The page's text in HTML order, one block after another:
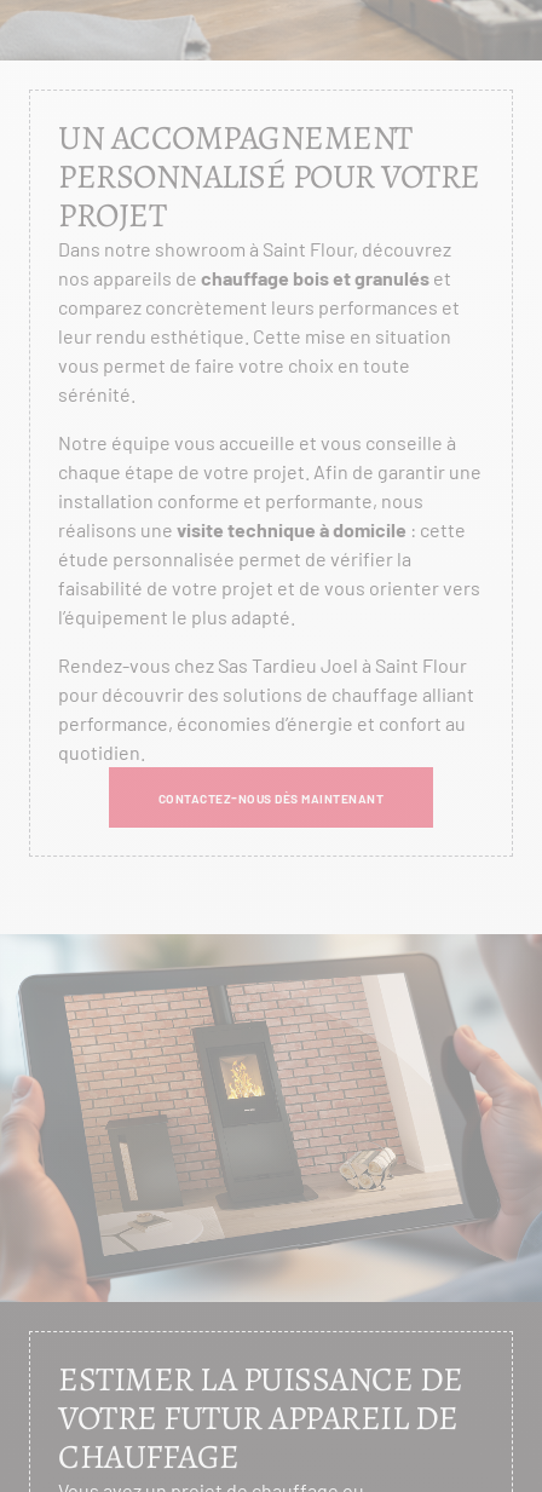
UN ACCOMPAGNEMENT
PERSONNALISÉ POUR VOTRE
PROJET
Dans notre showroom à Saint Flour, découvrez
nos appareils de chauffage bois et granulés et
comparez concrètement leurs performances et
leur rendu esthétique. Cette mise en situation
vous permet de faire votre choix en toute
sérénité.
Notre équipe vous accueille et vous conseille à
chaque étape de votre projet. Afin de garantir une
installation conforme et performante, nous
réalisons une visite technique à domicile : cette
étude personnalisée permet de vérifier la
faisabilité de votre projet et de vous orienter vers
l’équipement le plus adapté.
Rendez-vous chez Sas Tardieu Joel à Saint Flour
pour découvrir des solutions de chauffage alliant
performance, économies d’énergie et confort au
quotidien.
CONTACTEZ-NOUS DÈS MAINTENANT
ESTIMER LA PUISSANCE DE
VOTRE FUTUR APPAREIL DE
CHAUFFAGE